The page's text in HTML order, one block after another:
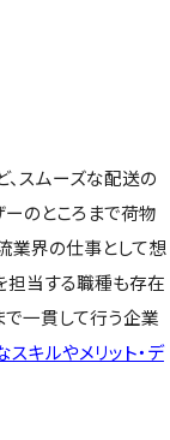
、スムーズな配送の
のところまで荷物
業界の仕事として想
担当する職種も存在
で一貫して行う企業
キルやメリット・デ